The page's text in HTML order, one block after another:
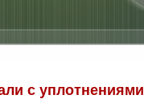
с уплотнениями